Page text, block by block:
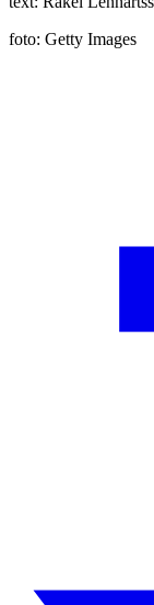
foto: Getty Images